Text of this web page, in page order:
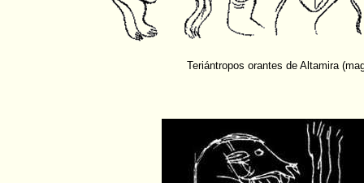
Teriántropos orantes de Altamira